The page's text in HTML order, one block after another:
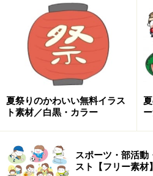
Chemical Garden
実験器具やベンゼン環などを
コンなどを配布している化学
ＩＦアニメも。かなりユニーク！
夏祭りのかわいい無料イラス
ト素材／白黒・カラー
スポーツ・部活動
スト【フリー素材】